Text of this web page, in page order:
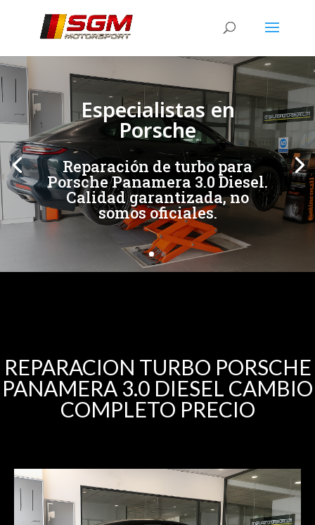
Especialistas en
Porsche
Reparación de turbo para
Porsche Panamera 3.0 Diesel.
Calidad garantizada, no
somos oficiales.
[/et_pb_slide]
REPARACION TURBO PORSCHE
PANAMERA 3.0 DIESEL CAMBIO
COMPLETO PRECIO